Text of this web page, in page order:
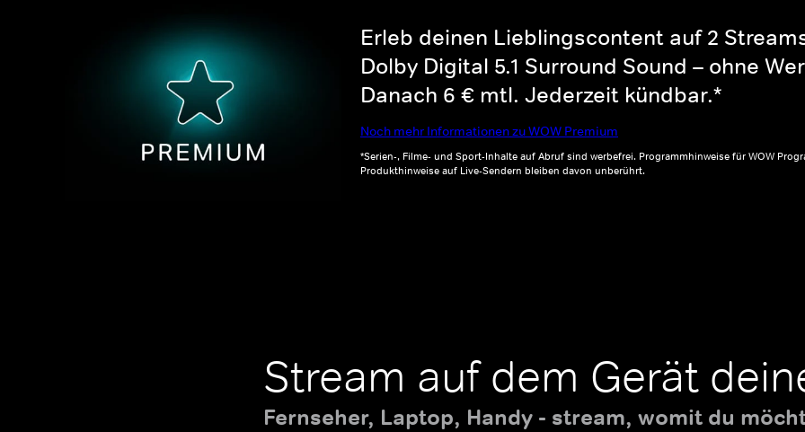
Erleb deinen Lieblingscontent auf 2
Dolby Digital 5.1 Surround Sound – ohne
Danach 6 € mtl. Jederzeit kündbar.*
Noch mehr Informationen zu WOW Premium
*Serien-, Filme- und Sport-Inhalte auf Abruf sind werbefrei. Programmhinweise für WOW
Produkthinweise auf Live-Sendern bleiben davon unberührt.
Stream auf dem Gerät
Fernseher, Laptop, Handy - stream, womit du